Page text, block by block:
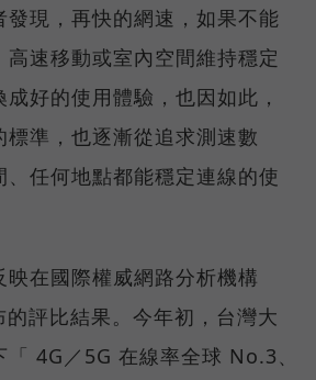
發現，再快的網速，如果不能
速移動或室內空間維持穩定
好的使用體驗，也因如此，
準，也逐漸從追求測速數
任何地點都能穩定連線的使
映在國際權威網路分析機構
評比結果。今年初，台灣大
4G／5G 在線率全球 No.3、